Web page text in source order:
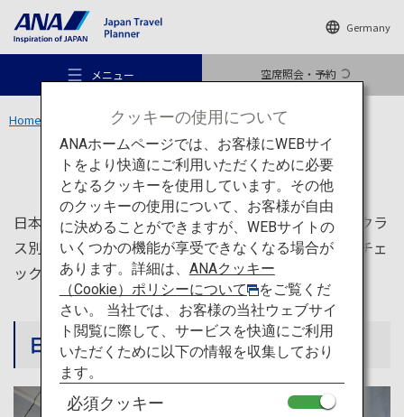
Germany
メニュー 空席照会・予約
おすすめの旅
旅のアイデア
行き先
旅のお役立ち情報
Home ANA サービス
ANA サービス
日本へ旅行の際に知っておくと便利な、空港ガイドやクラ
ス別サービス、ラウンジサービス情報など、旅行前にチェ
ックしておきたいANAサービス情報を紹介します。
日本への旅行に役立つANAサービス情報
クッキーの使用について
ANAホームページでは、お客様にWEBサイ
トをより快適にご利用いただくために必要
となるクッキーを使用しています。その他
のクッキーの使用について、お客様が自由
に決めることができますが、WEBサイトの
いくつかの機能が享受できなくなる場合が
あります。詳細は、 ANAクッキー
（Cookie）ポリシーについて
をご覧くだ
さい。 当社では、お客様の当社ウェブサイ
ト閲覧に際して、サービスを快適にご利用
いただくために以下の情報を収集しており
ます。
必須クッキー